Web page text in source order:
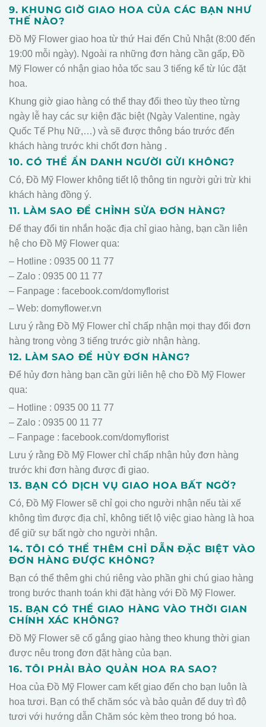
9. KHUNG GIỜ GIAO HOA CỦA CÁC BẠN NHƯ
THẾ NÀO?
Đồ Mỹ Flower giao hoa từ thứ Hai đến Chủ Nhật (8:00 đến
19:00 mỗi ngày). Ngoài ra những đơn hàng cần gấp, Đồ
Mỹ Flower có nhận giao hỏa tốc sau 3 tiếng kể từ lúc đặt
hoa.
Khung giờ giao hàng có thể thay đổi theo tùy theo từng
ngày lễ hay các sự kiện đặc biệt (Ngày Valentine, ngày
Quốc Tế Phụ Nữ,…) và sẽ được thông báo trước đến
khách hàng trước khi chốt đơn hàng .
10. CÓ THỂ ẨN DANH NGƯỜI GỬI KHÔNG?
Có, Đồ Mỹ Flower không tiết lộ thông tin người gửi trừ khi
khách hàng đồng ý.
11. LÀM SAO ĐỂ CHỈNH SỬA ĐƠN HÀNG?
Để thay đổi tin nhắn hoặc địa chỉ giao hàng, bạn cần liên
hệ cho Đồ Mỹ Flower qua:
– Hotline : 0935 00 11 77
– Zalo : 0935 00 11 77
– Fanpage : facebook.com/domyflorist
– Web: domyflower.vn
Lưu ý rằng Đồ Mỹ Flower chỉ chấp nhận mọi thay đổi đơn
hàng trong vòng 3 tiếng trước giờ nhận hàng.
12. LÀM SAO ĐỂ HỦY ĐƠN HÀNG?
Để hủy đơn hàng bạn cần gửi liên hệ cho Đồ Mỹ Flower
qua:
– Hotline : 0935 00 11 77
– Zalo : 0935 00 11 77
– Fanpage : facebook.com/domyflorist
Lưu ý rằng Đồ Mỹ Flower chỉ chấp nhận hủy đơn hàng
trước khi đơn hàng được đi giao.
13. BẠN CÓ DỊCH VỤ GIAO HOA BẤT NGỜ?
Có, Đồ Mỹ Flower sẽ chỉ gọi cho người nhận nếu tài xế
không tìm được địa chỉ, không tiết lộ việc giao hàng là hoa
để giữ sự bất ngờ cho người nhận.
14. TÔI CÓ THỂ THÊM CHỈ DẪN ĐẶC BIỆT VÀO
ĐƠN HÀNG ĐƯỢC KHÔNG?
Bạn có thể thêm ghi chú riêng vào phần ghi chú giao hàng
trong bước thanh toán khi đặt hàng với Đồ Mỹ Flower.
15. BẠN CÓ THỂ GIAO HÀNG VÀO THỜI GIAN
CHÍNH XÁC KHÔNG?
Đồ Mỹ Flower sẽ cố gắng giao hàng theo khung thời gian
được nêu trong đơn đặt hàng của bạn.
16. TÔI PHẢI BẢO QUẢN HOA RA SAO?
Hoa của Đồ Mỹ Flower cam kết giao đến cho bạn luôn là
hoa tươi. Bạn có thể chăm sóc và bảo quản để duy trì độ
tươi với hướng dẫn Chăm sóc kèm theo trong bó hoa.